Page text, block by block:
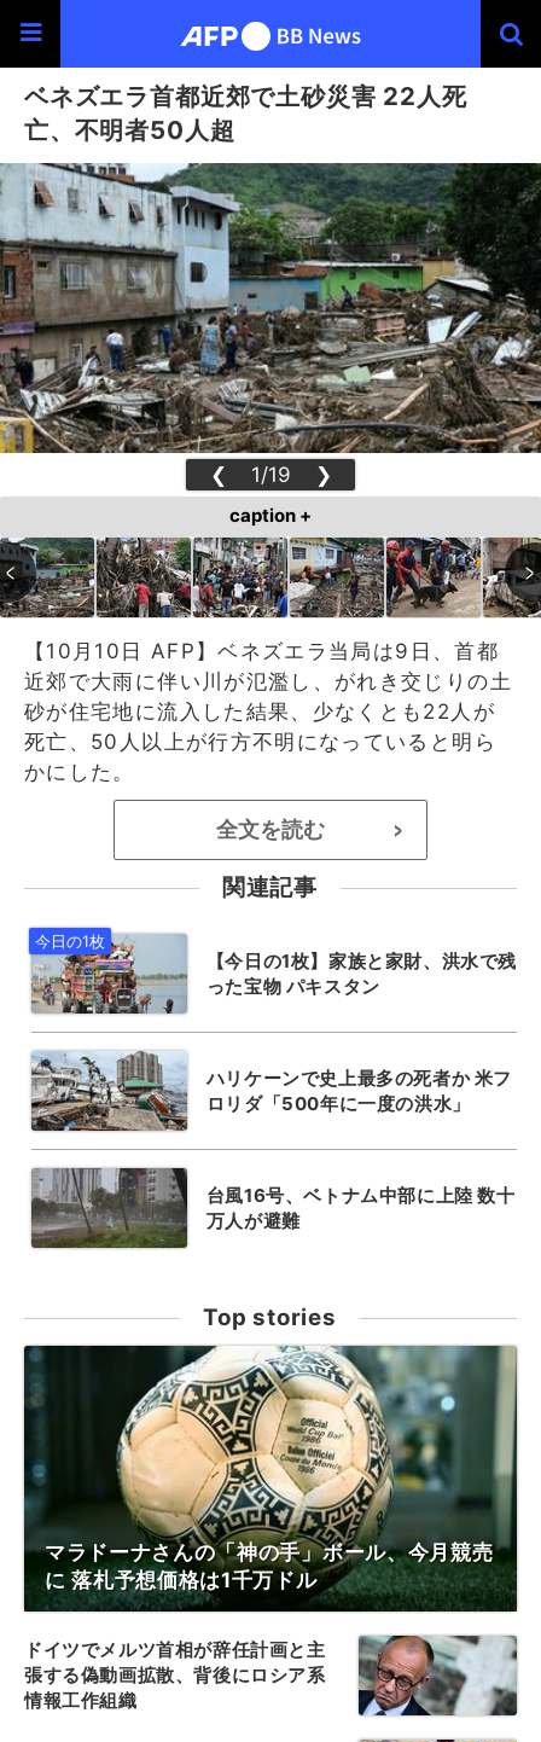
ベネズエラ首都近郊で土砂災害 22人死
亡、不明者50人超
❮ 1/19 ❯
caption +
【10月10日 AFP】ベネズエラ当局は9日、首都
近郊で大雨に伴い川が氾濫し、がれき交じりの土
砂が住宅地に流入した結果、少なくとも22人が
死亡、50人以上が行方不明になっていると明ら
かにした。
全文を読む >
関連記事
【今日の1枚】家族と家財、洪水で残
った宝物 パキスタン
ハリケーンで史上最多の死者か 米フ
ロリダ「500年に一度の洪水」
台風16号、ベトナム中部に上陸 数十
万人が避難
Top stories
マラドーナさんの「神の手」ボール、今月競売
に 落札予想価格は1千万ドル
ドイツでメルツ首相が辞任計画と主
張する偽動画拡散、背後にロシア系
情報工作組織